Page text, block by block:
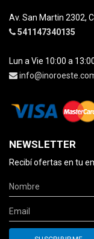
Av. San Martin 2302,
541147340135
Lun a Vie 10:00 a
NEWSLETTER
Recibí ofertas en tu